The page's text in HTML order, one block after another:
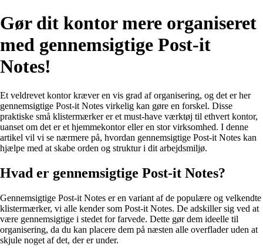
Gør dit kontor mere organiseret
med gennemsigtige Post-it
Notes!
Et veldrevet kontor kræver en vis grad af organisering, og det er her
gennemsigtige Post-it Notes virkelig kan gøre en forskel. Disse
praktiske små klistermærker er et must-have værktøj til ethvert kontor,
uanset om det er et hjemmekontor eller en stor virksomhed. I denne
artikel vil vi se nærmere på, hvordan gennemsigtige Post-it Notes kan
hjælpe med at skabe orden og struktur i dit arbejdsmiljø.
Hvad er gennemsigtige Post-it Notes?
Gennemsigtige Post-it Notes er en variant af de populære og velkendte
klistermærker, vi alle kender som Post-it Notes. De adskiller sig ved at
være gennemsigtige i stedet for farvede. Dette gør dem ideelle til
organisering, da du kan placere dem på næsten alle overflader uden at
skjule noget af det, der er under.